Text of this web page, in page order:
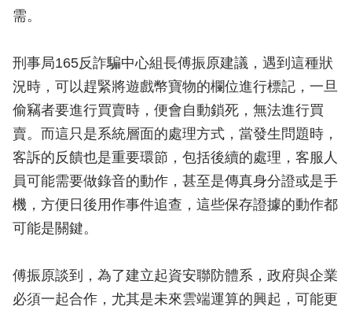
需。
刑事局165反詐騙中心組長傅振原建議，遇到這種狀
況時，可以趕緊將遊戲幣寶物的欄位進行標記，一旦
偷竊者要進行買賣時，便會自動鎖死，無法進行買
賣。而這只是系統層面的處理方式，當發生問題時，
客訴的反饋也是重要環節，包括後續的處理，客服人
員可能需要做錄音的動作，甚至是傳真身分證或是手
機，方便日後用作事件追查，這些保存證據的動作都
可能是關鍵。
傅振原談到，為了建立起資安聯防體系，政府與企業
必須一起合作，尤其是未來雲端運算的興起，可能更